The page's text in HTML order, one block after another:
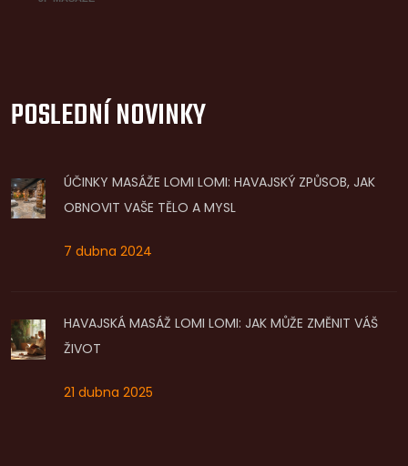
POSLEDNÍ NOVINKY
ÚČINKY MASÁŽE LOMI LOMI: HAVAJSKÝ ZPŮSOB, JAK
OBNOVIT VAŠE TĚLO A MYSL
7 dubna 2024
HAVAJSKÁ MASÁŽ LOMI LOMI: JAK MŮŽE ZMĚNIT VÁŠ
ŽIVOT
21 dubna 2025